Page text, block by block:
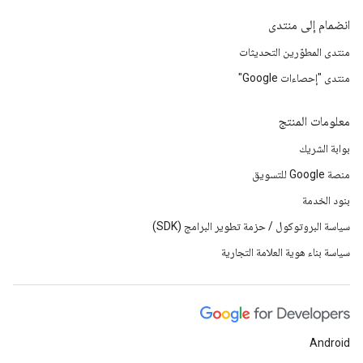
انضمام إلى منتدى
منتدى المطوّرين التحديثات
منتدى "إحصاءات Google"
معلومات المنتج
بوابة الشريك
منصة Google للتسويق
بنود الخدمة
سياسة البروتوكول / حزمة تطوير البرامج (SDK)
سياسة بناء هوية العلامة التجارية
Android